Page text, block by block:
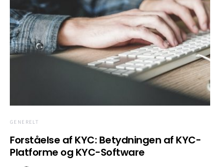
GENERELT
Forståelse af KYC: Betydningen af KYC-
Platforme og KYC-Software